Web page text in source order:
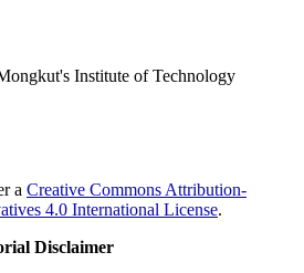
Institute of Technology
a Creative Commons Attribution-
4.0 International License.
Disclaimer